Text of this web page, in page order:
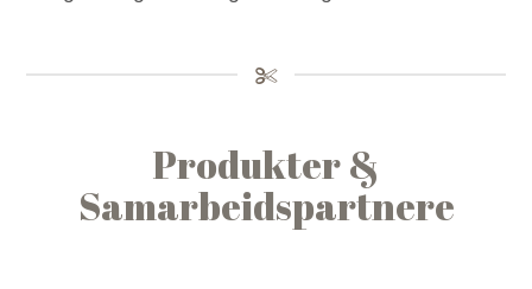
Produkter &
Samarbeidspartnere